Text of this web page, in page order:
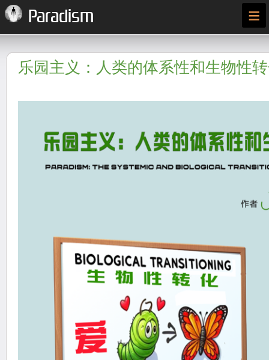
Paradism ≡
乐园主义：人类的体系性和生物性